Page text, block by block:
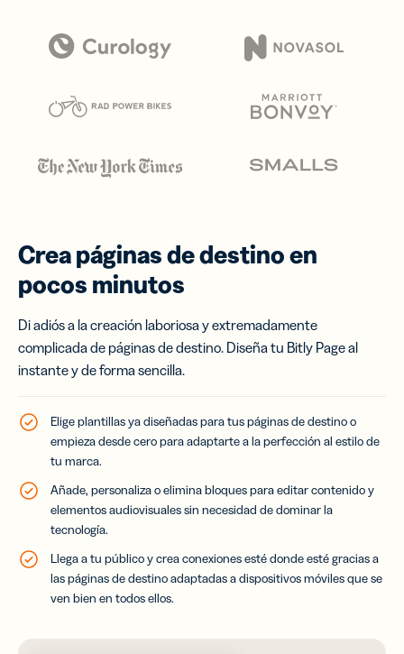
Crea páginas de destino en
pocos minutos
Di adiós a la creación laboriosa y extremadamente
complicada de páginas de destino. Diseña tu Bitly Page al
instante y de forma sencilla.
Elige plantillas ya diseñadas para tus páginas de destino o
empieza desde cero para adaptarte a la perfección al estilo de
tu marca.
Añade, personaliza o elimina bloques para editar contenido y
elementos audiovisuales sin necesidad de dominar la
tecnología.
Llega a tu público y crea conexiones esté donde esté gracias a
las páginas de destino adaptadas a dispositivos móviles que se
ven bien en todos ellos.